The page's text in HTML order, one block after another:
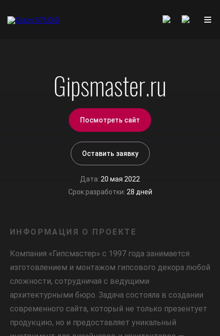
Gipsmaster.ru
Посмотреть сайт
Оставить заявку
Дата: 20 мая 2022
Срок разработки: 28 дней
ИНФОРМАЦИЯ О ПРОЕКТЕ
Компания «Гипсмастер» с 1997 года занимается
изготовлением и монтажом гипсового декора любой
сложности, сотрудничая с ведущими
архитектурными бюро. Задача состояла в создании
современного сайта, который не только презентует
продукцию, но и предоставляет уникальный